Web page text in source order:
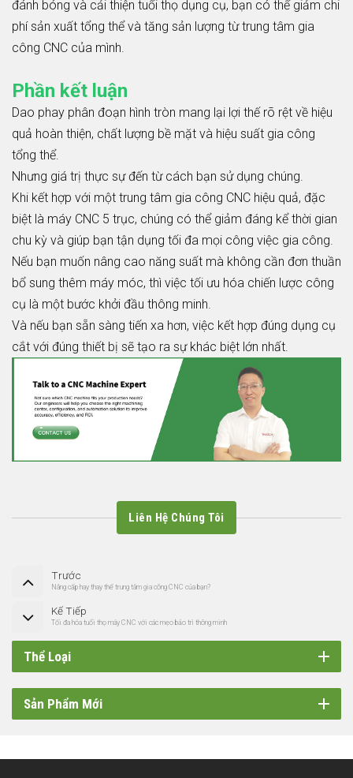
đánh bóng và cải thiện tuổi thọ dụng cụ, bạn có thể giảm chi
phí sản xuất tổng thể và tăng sản lượng từ trung tâm gia
công CNC của mình.
Phần kết luận
Dao phay phân đoạn hình tròn mang lại lợi thế rõ rệt về hiệu
quả hoàn thiện, chất lượng bề mặt và hiệu suất gia công
tổng thể.
Nhưng giá trị thực sự đến từ cách bạn sử dụng chúng.
Khi kết hợp với một trung tâm gia công CNC hiệu quả, đặc
biệt là máy CNC 5 trục, chúng có thể giảm đáng kể thời gian
chu kỳ và giúp bạn tận dụng tối đa mọi công việc gia công.
Nếu bạn muốn nâng cao năng suất mà không cần đơn thuần
bổ sung thêm máy móc, thì việc tối ưu hóa chiến lược công
cụ là một bước khởi đầu thông minh.
Và nếu bạn sẵn sàng tiến xa hơn, việc kết hợp đúng dụng cụ
cắt với đúng thiết bị sẽ tạo ra sự khác biệt lớn nhất.
Liên Hệ Chúng Tôi
Trước
Nâng cấp hay thay thế trung tâm gia công CNC của bạn?
Kế Tiếp
Tối đa hóa tuổi thọ máy CNC với các mẹo bảo trì thông minh
Thể Loại
Sản Phẩm Mới